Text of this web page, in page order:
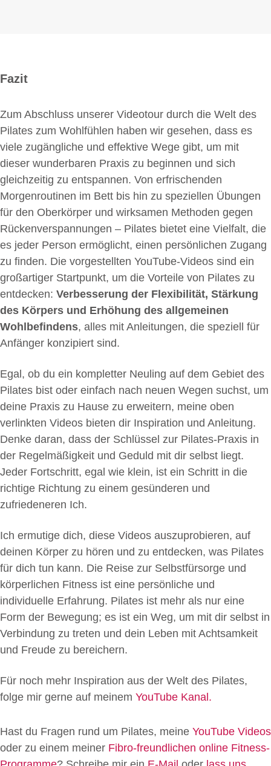
Fazit
Zum Abschluss unserer Videotour durch die Welt des
Pilates zum Wohlfühlen haben wir gesehen, dass es
viele zugängliche und effektive Wege gibt, um mit
dieser wunderbaren Praxis zu beginnen und sich
gleichzeitig zu entspannen. Von erfrischenden
Morgenroutinen im Bett bis hin zu speziellen Übungen
für den Oberkörper und wirksamen Methoden gegen
Rückenverspannungen – Pilates bietet eine Vielfalt, die
es jeder Person ermöglicht, einen persönlichen Zugang
zu finden. Die vorgestellten YouTube-Videos sind ein
großartiger Startpunkt, um die Vorteile von Pilates zu
entdecken: Verbesserung der Flexibilität, Stärkung
des Körpers und Erhöhung des allgemeinen
Wohlbefindens, alles mit Anleitungen, die speziell für
Anfänger konzipiert sind.
Egal, ob du ein kompletter Neuling auf dem Gebiet des
Pilates bist oder einfach nach neuen Wegen suchst, um
deine Praxis zu Hause zu erweitern, meine oben
verlinkten Videos bieten dir Inspiration und Anleitung.
Denke daran, dass der Schlüssel zur Pilates-Praxis in
der Regelmäßigkeit und Geduld mit dir selbst liegt.
Jeder Fortschritt, egal wie klein, ist ein Schritt in die
richtige Richtung zu einem gesünderen und
zufriedeneren Ich.
Ich ermutige dich, diese Videos auszuprobieren, auf
deinen Körper zu hören und zu entdecken, was Pilates
für dich tun kann. Die Reise zur Selbstfürsorge und
körperlichen Fitness ist eine persönliche und
individuelle Erfahrung. Pilates ist mehr als nur eine
Form der Bewegung; es ist ein Weg, um mit dir selbst in
Verbindung zu treten und dein Leben mit Achtsamkeit
und Freude zu bereichern.
Für noch mehr Inspiration aus der Welt des Pilates,
folge mir gerne auf meinem YouTube Kanal.
Hast du Fragen rund um Pilates, meine YouTube Videos
oder zu einem meiner Fibro-freundlichen online Fitness-